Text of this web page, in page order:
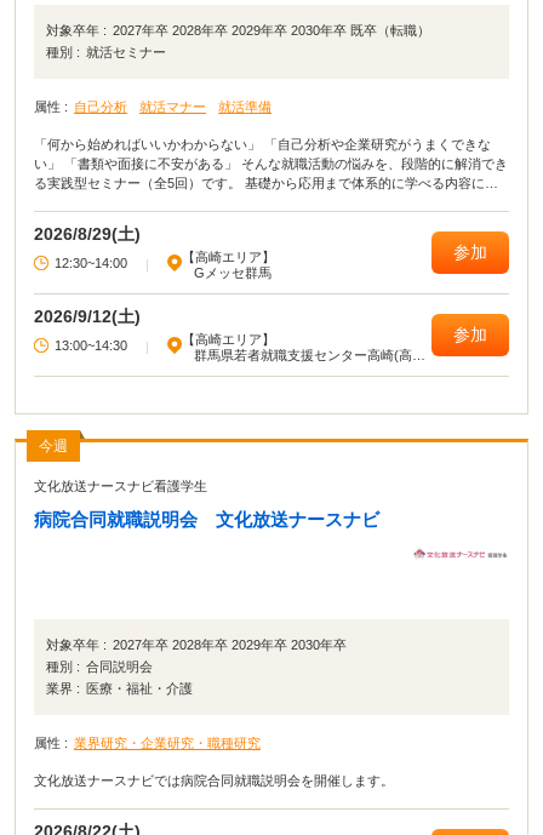
対象卒年 : 2027年卒 2028年卒 2029年卒 2030年卒 既卒（転職）
種別 : 就活セミナー
属性 : 自己分析 就活マナー 就活準備
「何から始めればいいかわからない」 「自己分析や企業研究がうまくできな
い」 「書類や面接に不安がある」 そんな就職活動の悩みを、段階的に解消でき
る実践型セミナー（全5回）です。 基礎から応用まで体系的に学べる内容に加
の方も、転職を考えている方も、それぞれに合った進め方をサポートします。
2026/8/29(土)
12:30~14:00 |
【高崎エリア】
Gメッセ群馬
参加
2026/9/12(土)
13:00~14:30 |
【高崎エリア】
群馬県若者就職支援センター高崎(高崎
参加
今週
文化放送ナースナビ看護学生
病院合同就職説明会 文化放送ナースナビ
対象卒年 : 2027年卒 2028年卒 2029年卒 2030年卒
種別 : 合同説明会
業界 :
医療・福祉・介護
属性 : 業界研究・企業研究・職種研究
文化放送ナースナビでは病院合同就職説明会を開催します。
2026/8/22(土)